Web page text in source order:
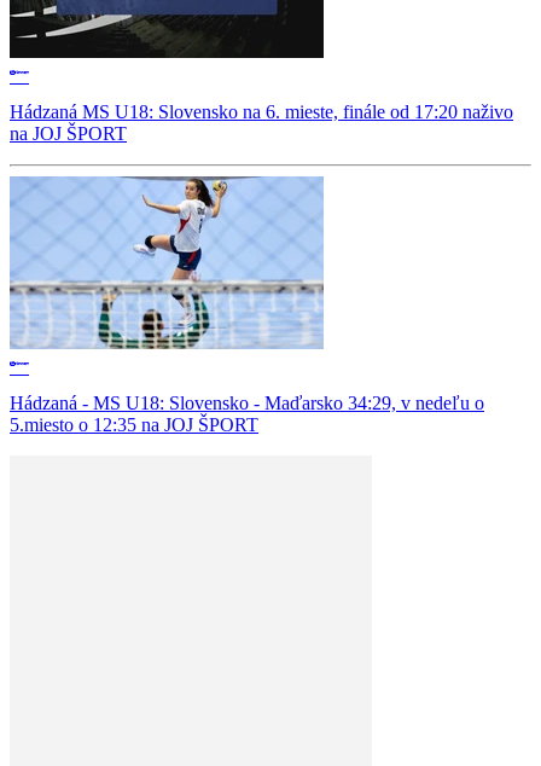
Hádzaná MS U18: Slovensko na 6. mieste, finále od 17:20 naživo
na JOJ ŠPORT
Hádzaná - MS U18: Slovensko - Maďarsko 34:29, v nedeľu o
5.miesto o 12:35 na JOJ ŠPORT